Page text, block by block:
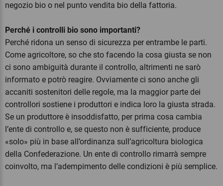
negozio bio o nel punto vendita bio della fattoria.
Perché i controlli bio sono importanti?
Perché ridona un senso di sicurezza per entrambe le parti.
Come agricoltore, so che sto facendo la cosa giusta se non
ci sono ambiguità durante il controllo, altrimenti ne sarò
informato e potrò reagire. Ovviamente ci sono anche gli
accaniti sostenitori delle regole, ma la maggior parte dei
controllori sostiene i produttori e indica loro la giusta strada.
Se un produttore è insoddisfatto, per prima cosa cambia
l’ente di controllo e, se questo non è sufficiente, produce
«solo» più in base all’ordinanza sull’agricoltura biologica
della Confederazione. Un ente di controllo rimarrà sempre
coinvolto, ma l’adempimento delle condizioni è più semplice.